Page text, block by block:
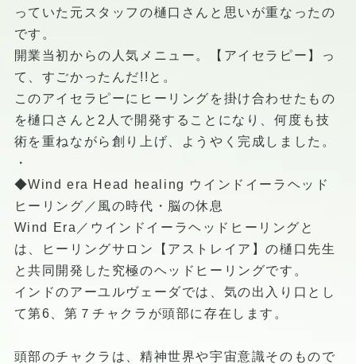
っていた元スタッフの樋口さんと思いが重なったの
です。
開業当初からの人気メニュー。【アイセラピー】っ
て、すごかったんだ!!と。
このアイセラピーにヒーリングを掛け合わせたもの
を樋口さんと2人で開発することになり、何度も技
術を重ねながら創り上げ、ようやく完成しました。
・
◆Wind era Head healing ウインドイーラヘッド
ヒーリング／風の時代・脳の休息
Wind Era／ウインドイーラヘッドヒーリングと
は、ヒーリングサロン【アストレイア】の樋口先生
と共同開発した究極のヘッドヒーリングです。
インドのアーユルヴェーダでは、気の出入り口とし
て第6、第７チャクラが頭部に存在します。
頭部のチャクラは、精神世界や宇宙意識そのもので